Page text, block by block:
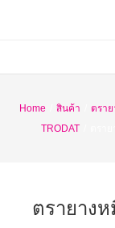
Home สินค้า ตรา
TRODAT /
ตรายาง